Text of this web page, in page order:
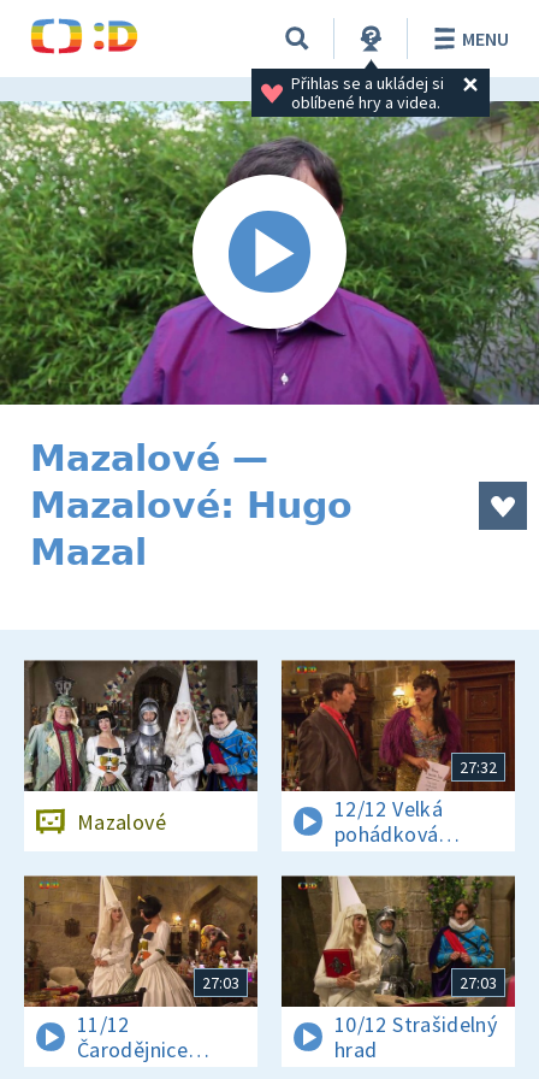
Přihlas se a ukládej si
oblíbené hry a videa.
MENU
Mazalové —
Mazalové: Hugo
Mazal
Mazalové
27:32
12/12 Velká
pohádková
loupež
27:03
11/12
Čarodějnice
27:03
10/12 Strašidelný
hrad